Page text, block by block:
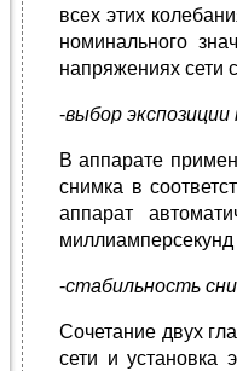
всех этих
номинального
напряжениях сети
-выбор
В аппарате
снимка в
аппарат
миллиамперсекунд
-стабильность
Сочетание двух
сети и установка